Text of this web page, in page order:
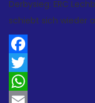
Derbysieg: ERC
schiebt sich wieder
Facebook
Twitter
WhatsApp